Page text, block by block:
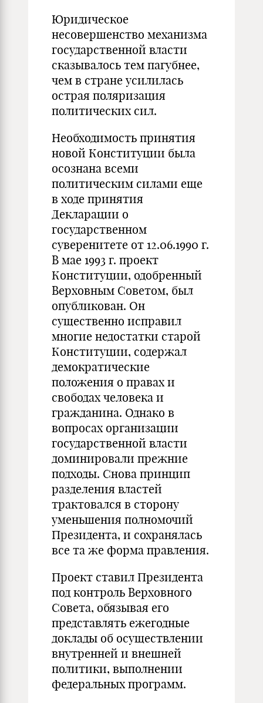
Юридическое
несовершенство механизма
государственной власти
сказывалось тем пагубнее,
чем в стране усилилась
острая поляризация
политических сил.
Необходимость принятия
новой Конституции была
осознана всеми
политическим силами еще
в ходе принятия
Декларации о
государственном
суверенитете от 12.06.1990 г.
В мае 1993 г. проект
Конституции, одобренный
Верховным Советом, был
опубликован. Он
существенно исправил
многие недостатки старой
Конституции, содержал
демократические
положения о правах и
свободах человека и
гражданина. Однако в
вопросах организации
государственной власти
доминировали прежние
подходы. Снова принцип
разделения властей
трактовался в сторону
уменьшения полномочий
Президента, и сохранялась
все та же форма правления.
Проект ставил Президента
под контроль Верховного
Совета, обязывая его
представлять ежегодные
доклады об осуществлении
внутренней и внешней
политики, выполнении
федеральных программ.